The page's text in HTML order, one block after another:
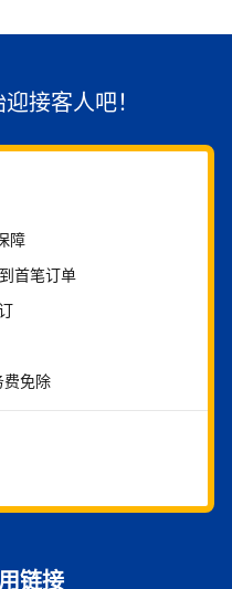
接客人吧！
障
首笔订单
免除
链接